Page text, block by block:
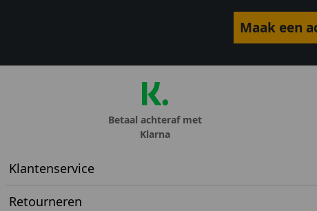
Maak een
Betaal achteraf met
Klarna
Klantenservice
Retourneren